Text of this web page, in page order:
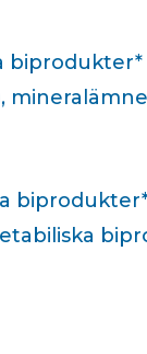
biprodukter*
biprodukter*